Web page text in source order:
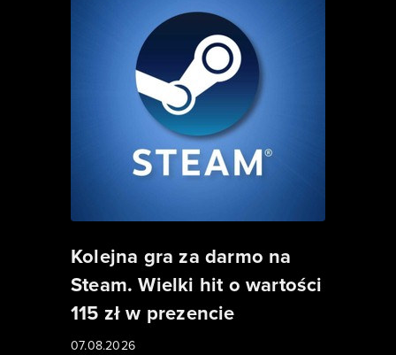
Kolejna gra za darmo na
Steam. Wielki hit o wartości
115 zł w prezencie
07.08.2026